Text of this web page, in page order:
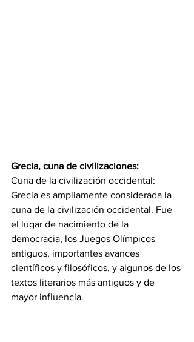
Grecia, cuna de civilizaciones:
Cuna de la civilización occidental:
Grecia es ampliamente considerada la
cuna de la civilización occidental. Fue
el lugar de nacimiento de la
democracia, los Juegos Olímpicos
antiguos, importantes avances
científicos y filosóficos, y algunos de los
textos literarios más antiguos y de
mayor influencia.